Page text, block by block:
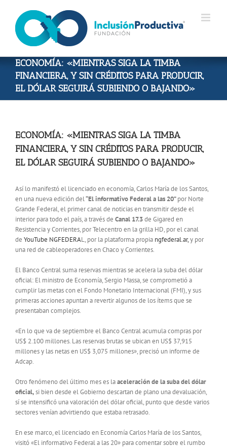
content
ECONOMÍA: «MIENTRAS SIGA LA TIMBA
FINANCIERA, Y SIN CRÉDITOS PARA PRODUCIR,
EL DÓLAR SEGUIRÁ SUBIENDO O BAJANDO»
ECONOMÍA: «MIENTRAS SIGA LA TIMBA
FINANCIERA, Y SIN CRÉDITOS PARA PRODUCIR,
EL DÓLAR SEGUIRÁ SUBIENDO O BAJANDO»
Así lo manifestó el licenciado en economía, Carlos María de los Santos,
en una nueva edición del“El informativo Federal a las 20”por Norte
Grande Federal, el primer canal de noticias en transmitir desde el
interior para todo el país, a través de Canal 17.3de Gigared en
Resistencia y Corrientes, por Telecentro en la grilla HD, por el canal
de YouTube NGFEDERAL, por la plataforma propia ngfederal.ar,y por
una red de cableoperadores en Chaco y Corrientes.
El Banco Central suma reservas mientras se acelera la suba del dólar
oficial: El ministro de Economía, Sergio Massa, se comprometió a
cumplir las metas con el Fondo Monetario Internacional (FMI), y sus
primeras acciones apuntan a revertir algunos de los ítems que se
presentaban complejos.
«En lo que va de septiembre el Banco Central acumula compras por
US$ 2.100 millones. Las reservas brutas se ubican en US$ 37,915
millones y las netas en US$ 3,075 millones», precisó un informe de
Adcap.
Otro fenómeno del último mes es laaceleración de la suba del dólar
oficial,si bien desde el Gobierno descartan de plano una devaluación,
sí se intensificó una valoración del dólar oficial, punto que desde varios
sectores venían advirtiendo que estaba retrasado.
En ese marco, el licenciado en Economía Carlos María de los Santos,
visitó «El informativo Federal a las 20» para comentar sobre el rumbo